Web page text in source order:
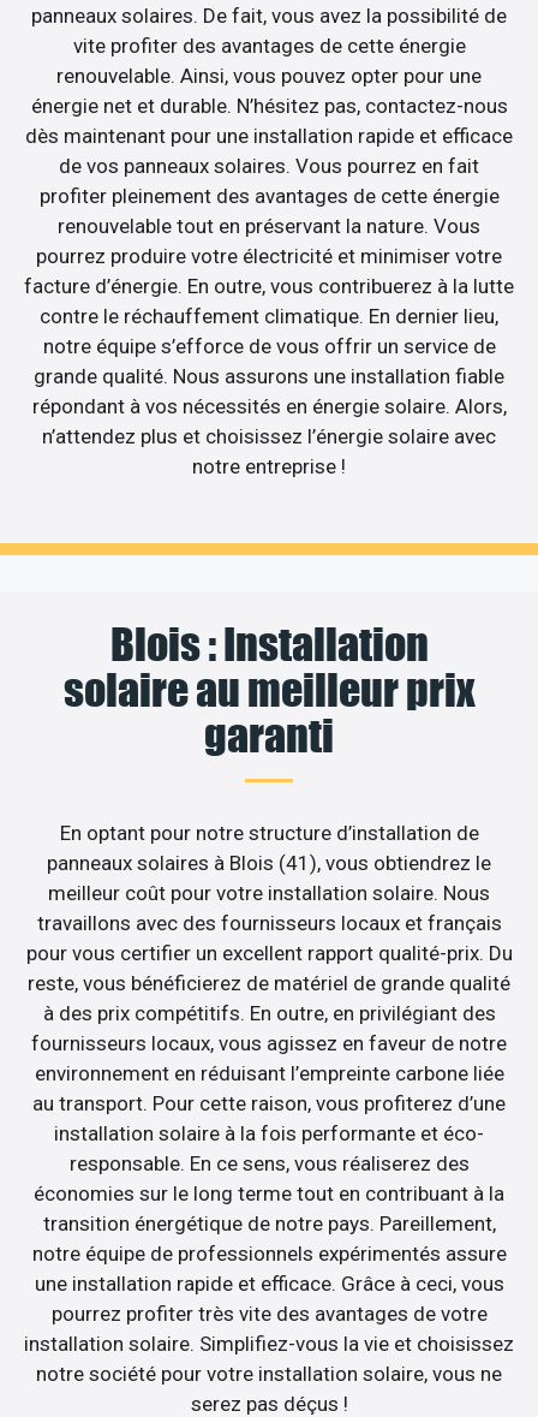
panneaux solaires. De fait, vous avez la possibilité de
vite profiter des avantages de cette énergie
renouvelable. Ainsi, vous pouvez opter pour une
énergie net et durable. N’hésitez pas, contactez-nous
dès maintenant pour une installation rapide et efficace
de vos panneaux solaires. Vous pourrez en fait
profiter pleinement des avantages de cette énergie
renouvelable tout en préservant la nature. Vous
pourrez produire votre électricité et minimiser votre
facture d’énergie. En outre, vous contribuerez à la lutte
contre le réchauffement climatique. En dernier lieu,
notre équipe s’efforce de vous offrir un service de
grande qualité. Nous assurons une installation fiable
répondant à vos nécessités en énergie solaire. Alors,
n’attendez plus et choisissez l’énergie solaire avec
notre entreprise !
Blois : Installation
solaire au meilleur prix
garanti
En optant pour notre structure d’installation de
panneaux solaires à Blois (41), vous obtiendrez le
meilleur coût pour votre installation solaire. Nous
travaillons avec des fournisseurs locaux et français
pour vous certifier un excellent rapport qualité-prix. Du
reste, vous bénéficierez de matériel de grande qualité
à des prix compétitifs. En outre, en privilégiant des
fournisseurs locaux, vous agissez en faveur de notre
environnement en réduisant l’empreinte carbone liée
au transport. Pour cette raison, vous profiterez d’une
installation solaire à la fois performante et éco-
responsable. En ce sens, vous réaliserez des
économies sur le long terme tout en contribuant à la
transition énergétique de notre pays. Pareillement,
notre équipe de professionnels expérimentés assure
une installation rapide et efficace. Grâce à ceci, vous
pourrez profiter très vite des avantages de votre
installation solaire. Simplifiez-vous la vie et choisissez
notre société pour votre installation solaire, vous ne
serez pas déçus !